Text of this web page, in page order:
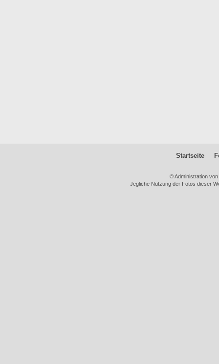
Startseite
© Administration
Jegliche Nutzung der Fotos dieser